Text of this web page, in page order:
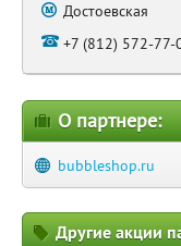
Достоевская
+7 (812) 572-77-
О партнере:
bubbleshop.ru
Другие акции